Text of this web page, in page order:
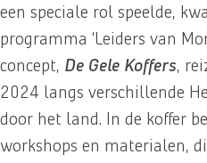
een speciale rol speelde,
programma ‘Leiders van
concept, De Gele Koffers,
2024 langs verschillende
door het land. In de koffer
workshops en materialen,